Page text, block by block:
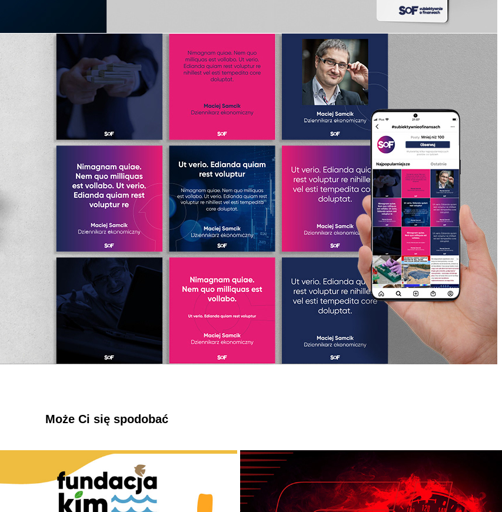
Może Ci się spodobać